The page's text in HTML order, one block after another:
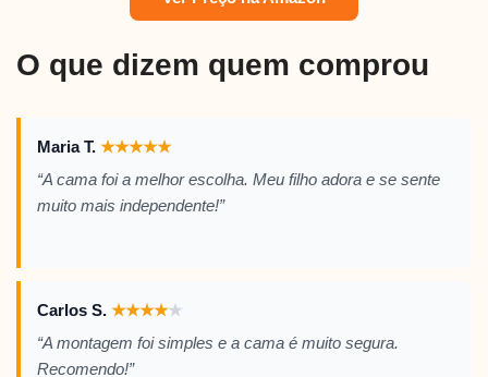
O que dizem quem comprou
Maria T. ★★★★★
“A cama foi a melhor escolha. Meu filho adora e se sente
muito mais independente!”
Carlos S. ★★★★★
“A montagem foi simples e a cama é muito segura.
Recomendo!”